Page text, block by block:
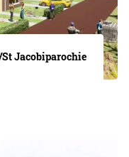
Jacobiparochie